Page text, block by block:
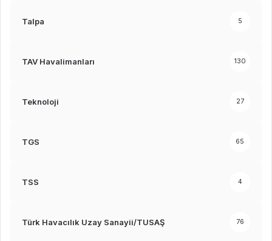
Talpa 5
TAV Havalimanları 130
Teknoloji 27
TGS 65
TSS 4
Türk Havacılık Uzay Sanayii/TUSAŞ 76